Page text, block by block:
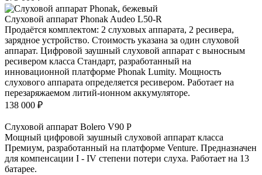
Слуховой аппарат Phonak Audeo L50-R
Продаётся комплектом: 2 слуховых аппарата, 2 ресивера,
зарядное устройство. Стоимость указана за один слуховой
аппарат. Цифровой заушный слуховой аппарат с выносным
ресивером класса Стандарт, разработанный на
инновационной платформе Phonak Lumity. Мощность
слухового аппарата определяется ресивером. Работает на
перезаряжаемом литий-ионном аккумуляторе.
138 000 ₽
Слуховой аппарат Bolero V90 P
Мощный цифровой заушный слуховой аппарат класса
Премиум, разработанный на платформе Venture. Предназначен
для компенсации I - IV степени потери слуха. Работает на 13
батарее.